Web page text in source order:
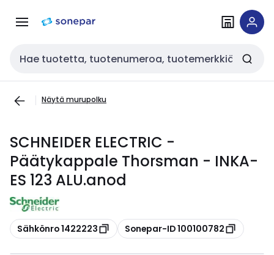
navigointiinsisältöön
Haku
Näytä murupolku
SCHNEIDER ELECTRIC -
Päätykappale Thorsman - INKA-
ES 123 ALU.anod
Kopioi
Sähkönro 1422223 Kopioi
Sonepar-ID 100100782